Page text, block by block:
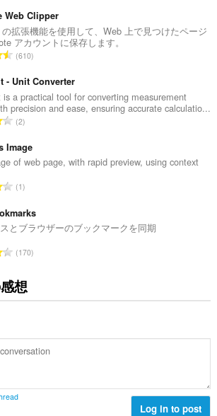
の
総
数
：
Web Clipper
拡張機能を使用して、Web 上で見つけたページ
アカウントに保存します。
評
の
総
数
：
610
- Unit Converter
is a practical tool for converting measurement
precision and ease, ensuring accurate calculatio...
評
の
総
：
2
Image
of web page, with rapid preview, using context
評
の
総
：
1
とブラウザーのブックマークを同期
評
の
総
170
想
Log in to post